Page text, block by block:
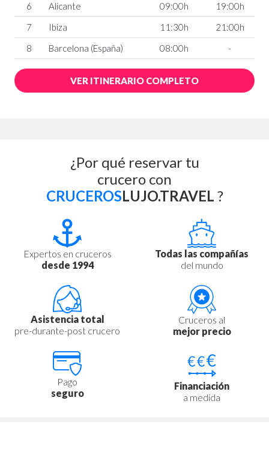
6
Alicante 09:00h
19:00h
7
Ibiza 11:30h
21:00h
8
Barcelona (España) 08:00h -
VER ITINERARIO COMPLETO
¿Por qué reservar tu
crucero con
CRUCEROSLUJO.TRAVEL ?
Expertos en cruceros
desde 1994
Todas las compañías
del mundo
Asistencia total
pre-durante-post crucero
Cruceros al
mejor precio
Pago
seguro
Financiación
a medida